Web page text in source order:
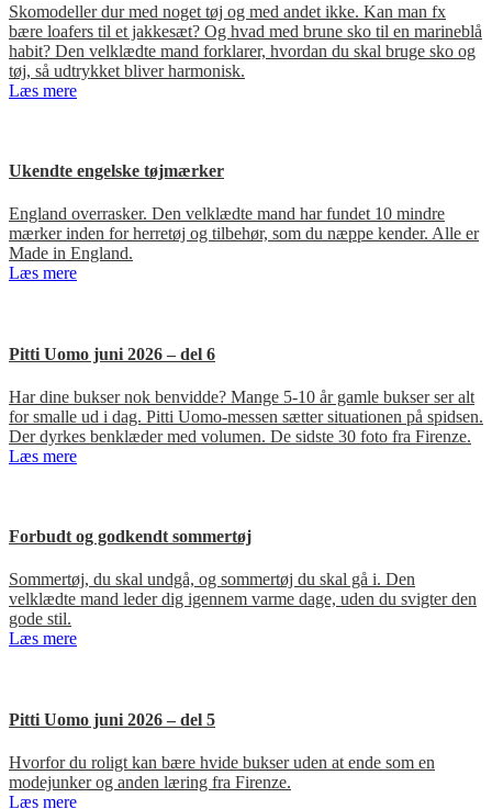
Skomodeller dur med noget tøj og med andet ikke. Kan man fx
bære loafers til et jakkesæt? Og hvad med brune sko til en marineblå
habit? Den velklædte mand forklarer, hvordan du skal bruge sko og
tøj, så udtrykket bliver harmonisk.
Læs mere
Ukendte engelske tøjmærker
England overrasker. Den velklædte mand har fundet 10 mindre
mærker inden for herretøj og tilbehør, som du næppe kender. Alle er
Made in England.
Læs mere
Pitti Uomo juni 2026 – del 6
Har dine bukser nok benvidde? Mange 5-10 år gamle bukser ser alt
for smalle ud i dag. Pitti Uomo-messen sætter situationen på spidsen.
Der dyrkes benklæder med volumen. De sidste 30 foto fra Firenze.
Læs mere
Forbudt og godkendt sommertøj
Sommertøj, du skal undgå, og sommertøj du skal gå i. Den
velklædte mand leder dig igennem varme dage, uden du svigter den
gode stil.
Læs mere
Pitti Uomo juni 2026 – del 5
Hvorfor du roligt kan bære hvide bukser uden at ende som en
modejunker og anden læring fra Firenze.
Læs mere